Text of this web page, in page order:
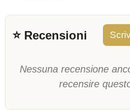
⭐ Recensioni
Nessuna recensione
recensire